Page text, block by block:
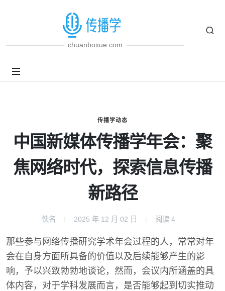
chuanboxue.com
传播学动态
中国新媒体传播学年会：聚
焦网络时代，探索信息传播
新路径
佚名 2025 年 12 月 02 日 阅读 4
那些参与网络传播研究学术年会过程的人，常常对年
会在自身方面所具备的价值以及后续能够产生的影
响，予以兴致勃勃地谈论，然而，会议内所涵盖的具
体内容，对于学科发展而言，是否能够起到切实推动